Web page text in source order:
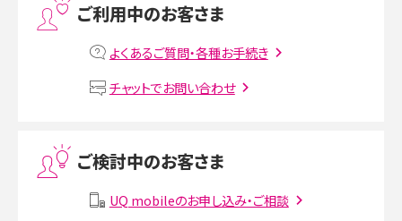
MNOとは？MVNOやMVNEとの違いやメリット・デメリットを解説
VPN接続とは？仕組みや必要性、メリット・デメリット、接続方法を解説
Instagram（インスタグラム）でスクショするとバレる？バレるケースや撮り方も解
ご利用中のお客さま
よくあるご質問・各種お手続き
チャットでお問い合わせ
ご検討中のお客さま
UQ mobileのお申し込み・ご相談